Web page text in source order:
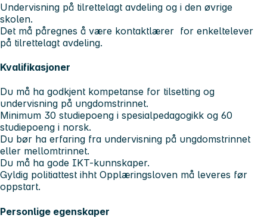
Undervisning på tilrettelagt avdeling og i den øvrige
skolen.
Det må påregnes å være kontaktlærer for enkeltelever
på tilrettelagt avdeling.
Kvalifikasjoner
Du må ha godkjent kompetanse for tilsetting og
undervisning på ungdomstrinnet.
Minimum 30 studiepoeng i spesialpedagogikk og 60
studiepoeng i norsk.
Du bør ha erfaring fra undervisning på ungdomstrinnet
eller mellomtrinnet.
Du må ha gode IKT-kunnskaper.
Gyldig politiattest ihht Opplæringsloven må leveres før
oppstart.
Personlige egenskaper